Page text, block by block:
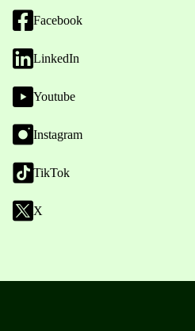
Facebook
LinkedIn
Youtube
Instagram
TikTok
X